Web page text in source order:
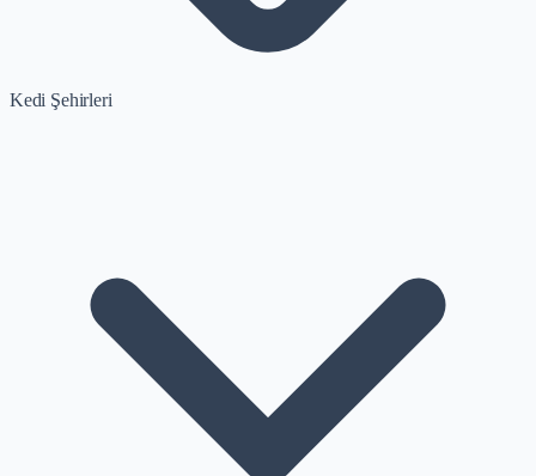
Kedi Şehirleri